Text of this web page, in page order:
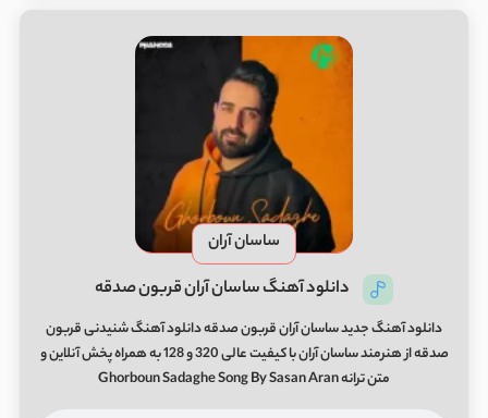
ساسان آران
دانلود آهنگ ساسان آران قربون صدقه
دانلود آهنگ جدید ساسان آران قربون صدقه دانلود آهنگ شنیدنی قربون
صدقه از هنرمند ساسان آران با کیفیت عالی 320 و 128 به همراه پخش آنلاین و
متن ترانه Ghorboun Sadaghe Song By Sasan Aran